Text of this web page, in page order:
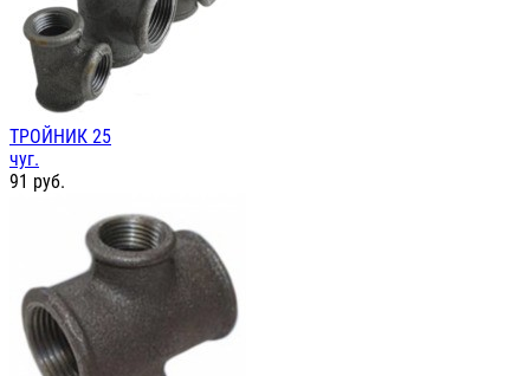
ТРОЙНИК 25
чуг.
91 руб.